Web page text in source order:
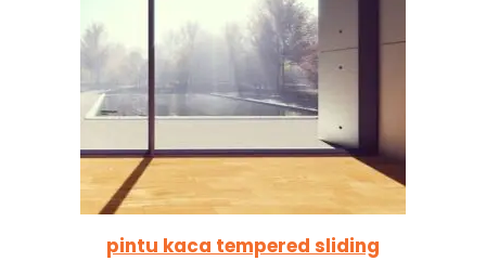
pintu kaca tempered sliding